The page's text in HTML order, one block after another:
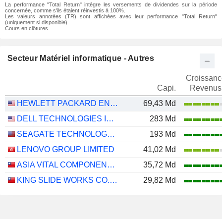
La performance "Total Return" intègre les versements de dividendes sur la période
concernée, comme s'ils étaient réinvestis à 100%.
Les valeurs annotées (TR) sont affichées avec leur performance "Total Return"
(uniquement si disponible)
Cours en clôtures
Secteur Matériel informatique - Autres
Capi.
Revenus
HEWLETT PACKARD ENTERPRISE COMPANY
69,43 Md
DELL TECHNOLOGIES INC.
283 Md
SEAGATE TECHNOLOGY HOLDINGS PLC
193 Md
LENOVO GROUP LIMITED
41,02 Md
ASIA VITAL COMPONENTS CO., LTD.
35,72 Md
KING SLIDE WORKS CO., LTD.
29,82 Md